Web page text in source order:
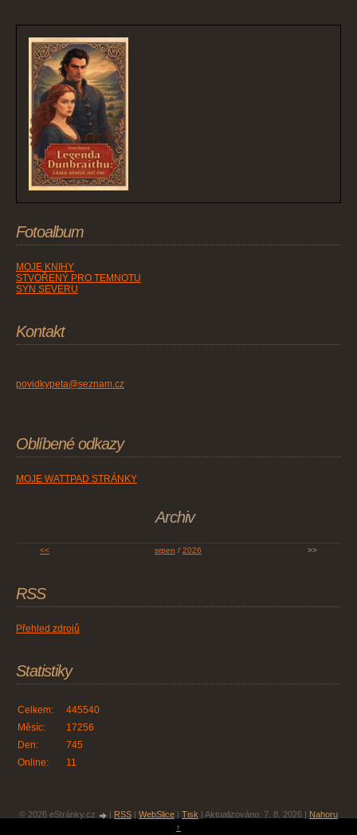
Fotoalbum
MOJE KNIHY
STVOŘENÝ PRO TEMNOTU
SYN SEVERU
Kontakt
povidkypeta@seznam.cz
Oblíbené odkazy
MOJE WATTPAD STRÁNKY
Archiv
<< srpen / 2026 >>
RSS
Přehled zdrojů
Statistiky
Online: 11
Celkem:
445540
Měsíc:
17256
Den:
745
© 2026 eStránky.cz RSS WebSlice Tisk Aktualizováno: 7. 8. 2026
Nahoru
↑